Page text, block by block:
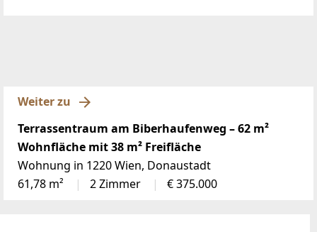
Weiter zu
Terrassentraum am Biberhaufenweg – 62 m²
Wohnfläche mit 38 m² Freifläche
Wohnung in 1220 Wien, Donaustadt
61,78 m²
2 Zimmer € 375.000